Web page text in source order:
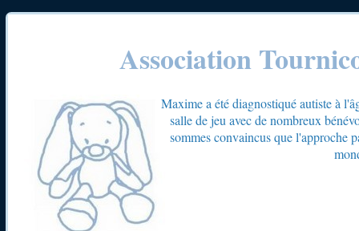
Association
Maxime a été diagnostiqué autiste à
salle de jeu avec de nombreux
sommes convaincus que l'approche